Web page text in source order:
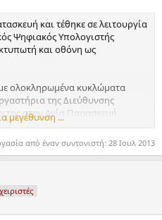
και τέθηκε σε λειτουργία
Ψηφιακός Υπολογιστής
και οθόνη ως
ολοκληρωμένα κυκλώματα
της Διεύθυνσης
στην Αγία Παρασκευή.
(CPU) λειτουργούσε με την
προγράμματος υπολογιστή
την λειτουργία του προ της
μεγέθυνση ...
από έναν συντονιστή: 28 Ιουλ 2013